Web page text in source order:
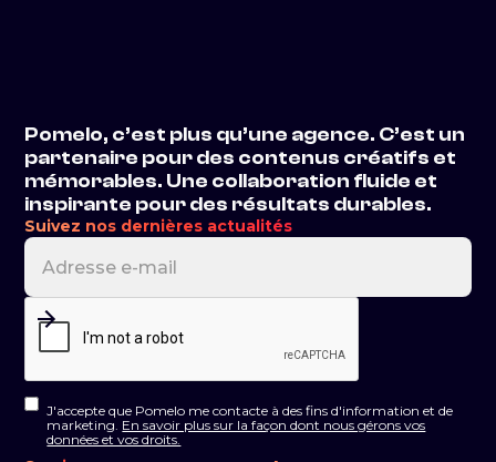
Pomelo, c’est plus qu’une agence. C’est un
partenaire pour des contenus créatifs et
mémorables. Une collaboration fluide et
inspirante pour des résultats durables.
Suivez nos dernières actualités
J'accepte que Pomelo me contacte à des fins d'information et de
marketing. En savoir plus sur la façon dont nous gérons vos
données et vos droits.